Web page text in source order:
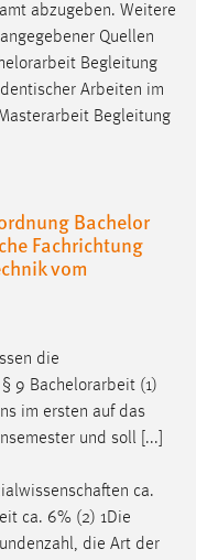
abzugeben. Weitere
Quellen
Begleitung
Arbeiten im
Begleitung
Bachelor
Fachrichtung
vom
die
9 Bachelorarbeit (1)
im ersten auf das
und soll [...]
ca.
ca. 6% (2) 1Die
die Art der